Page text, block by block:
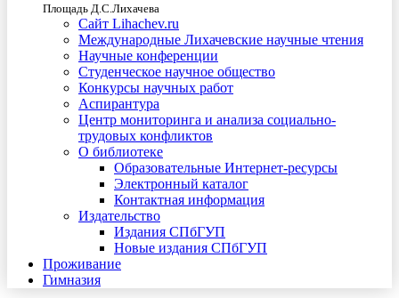
Площадь Д.С.Лихачева
Сайт Lihachev.ru
Международные Лихачевские научные чтения
Научные конференции
Студенческое научное общество
Конкурсы научных работ
Аспирантура
Центр мониторинга и анализа социально-
трудовых конфликтов
О библиотеке
Образовательные Интернет-ресурсы
Электронный каталог
Контактная информация
Издательство
Издания СПбГУП
Новые издания СПбГУП
Проживание
Гимназия